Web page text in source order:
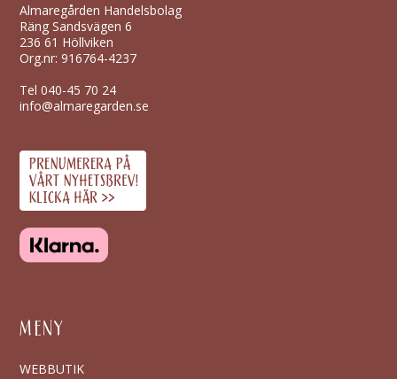
Almaregården Handelsbolag
Räng Sandsvägen 6
236 61 Höllviken
Org.nr: 916764-4237
Tel040-45 70 24
info@almaregarden.se
MENY
WEBBUTIK